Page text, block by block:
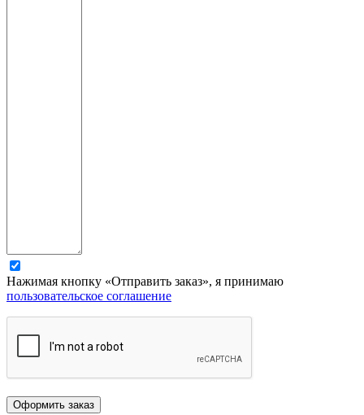
Нажимая кнопку «Отправить заказ», я принимаю
пользовательское соглашение